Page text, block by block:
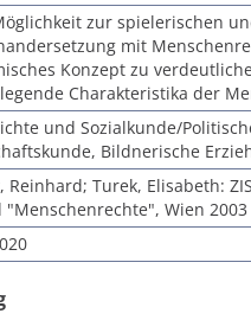
zur spielerischen
mit
Konzept zu
Charakteristika der
und Sozialkunde/
Bildnerische
Reinhard; Turek, Elisabeth:
"Menschenrechte", Wien 2003